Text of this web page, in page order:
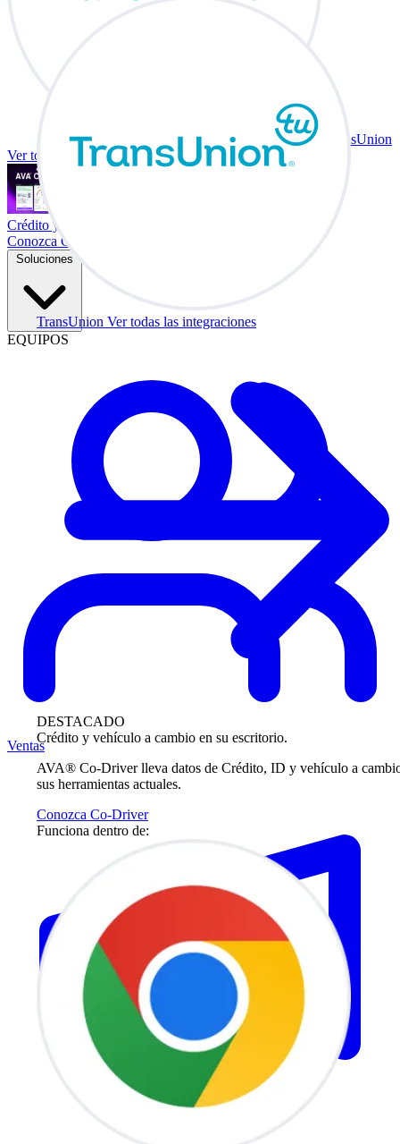
TransUnion Ver todas las integraciones
DESTACADO
Crédito y vehículo a cambio en su escritorio.
AVA® Co-Driver lleva datos de Crédito, ID y vehículo a
sus herramientas actuales.
Conozca Co-Driver
Funciona dentro de:
TransUnion
Ver todas las integraciones
Crédito y vehículo a cambio en su escritorio.
Conozca Co-Driver
Soluciones
EQUIPOS
Ventas